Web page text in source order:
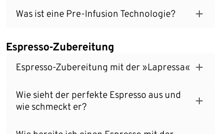
Was ist eine Pre-Infusion Technologie?
Espresso-Zubereitung
Espresso-Zubereitung mit der »Lapressa«
Wie sieht der perfekte Espresso aus und
wie schmeckt er?